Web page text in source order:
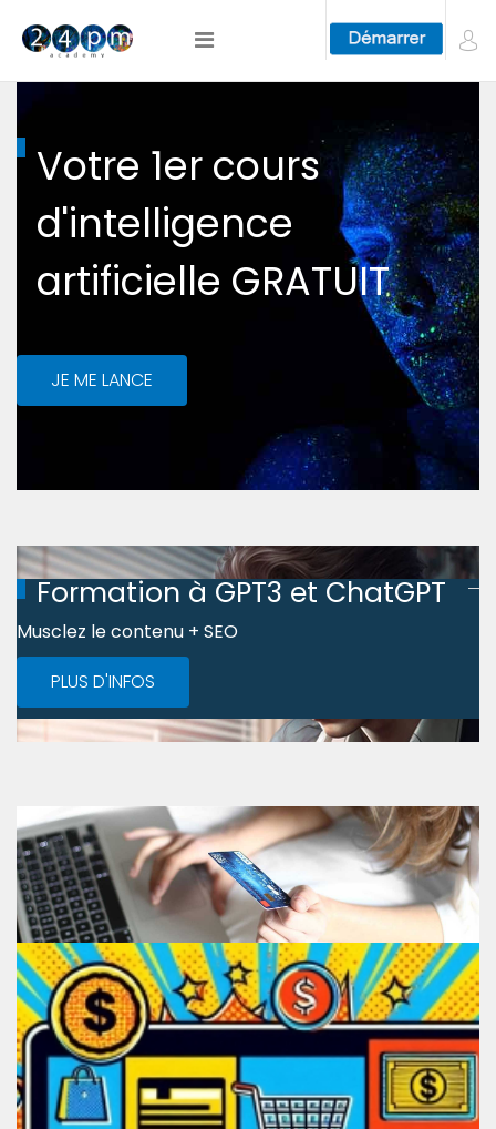
Votre 1er cours
d'intelligence
artificielle GRATUIT
JE ME LANCE
Formation à GPT3 et ChatGPT
Musclez le contenu + SEO
PLUS D'INFOS